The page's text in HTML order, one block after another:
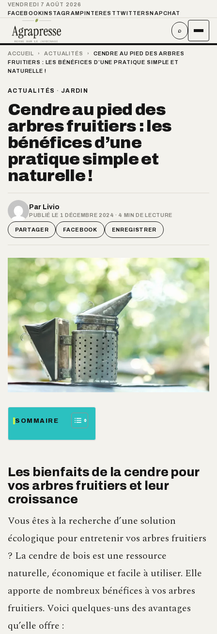
VENDREDI 7 AOÛT 2026
FACEBOOKINSTAGRAMPINTEREST TWITTER SNAPCHAT
⌕
ACCUEIL › ACTUALITÉS ›
CENDRE AU PIED DES ARBRES
FRUITIERS : LES BÉNÉFICES D’UNE PRATIQUE SIMPLE ET
NATURELLE !
ACTUALITÉS · JARDIN
Cendre au pied des
arbres fruitiers : les
bénéfices d’une
pratique simple et
naturelle !
Par Livio
PUBLIÉ LE 1 DÉCEMBRE 2024 · 4 MIN DE LECTURE
PARTAGER FACEBOOK ENREGISTRER
SOMMAIRE
Les bienfaits de la cendre pour
vos arbres fruitiers et leur
croissance
Vous êtes à la recherche d’une solution
écologique pour entretenir vos arbres fruitiers
? La cendre de bois est une ressource
naturelle, économique et facile à utiliser. Elle
apporte de nombreux bénéfices à vos arbres
fruitiers. Voici quelques-uns des avantages
qu’elle offre :